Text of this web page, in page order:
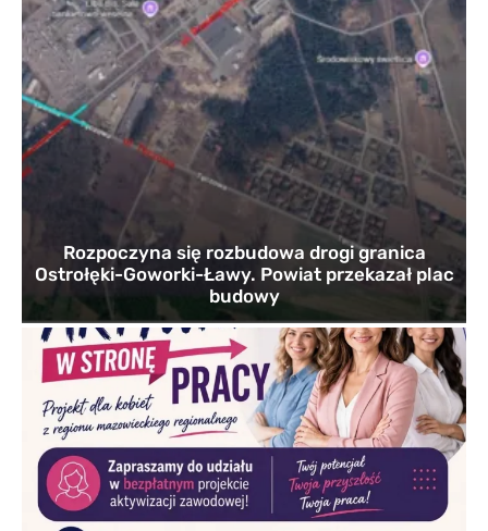
Rozpoczyna się rozbudowa drogi granica
Ostrołęki-Goworki-Ławy. Powiat przekazał plac
budowy